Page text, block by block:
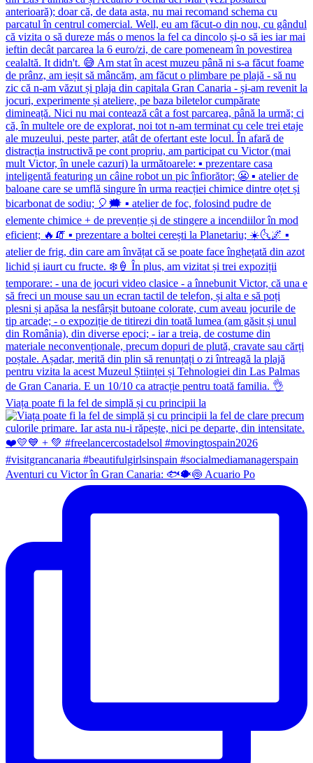
Viața poate fi la fel de simplă și cu principii la
Aventuri cu Victor în Gran Canaria: 🐟🐡🍥 Acuario Po